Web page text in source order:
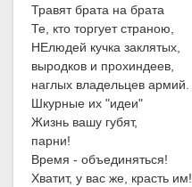
Травят брата на брата
Те, кто торгует страною,
НЕлюдей кучка заклятых,
выродков и прохиндеев,
наглых владельцев армий.
Шкурные их "идеи"
Жизнь вашу губят,
парни!
Время - объединяться!
Хватит, у вас же, красть им!